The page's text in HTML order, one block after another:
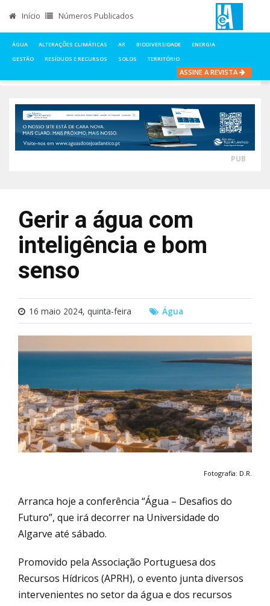
Início Números Publicados
ÁGUA ALTERAÇÕES CLIMÁTICAS AR BIODIVERSIDADE
ENERGIA
GESTÃO
RESÍDUOS E RECURSOS SOLOS TERRITÓRIO
ASSINE A REVISTA
GERIR A ÁGUA COM INTELIGÊNCIA E BOM SENSO
PUB
Gerir a água com
inteligência e bom
senso
16 maio 2024, quinta-feira Água
Fotografia: D.R.
Arranca hoje a conferência “Água – Desafios do
Futuro”, que irá decorrer na Universidade do
Algarve até sábado.
Promovido pela Associação Portuguesa dos
Recursos Hídricos (APRH), o evento junta diversos
intervenientes no setor da água e dos recursos